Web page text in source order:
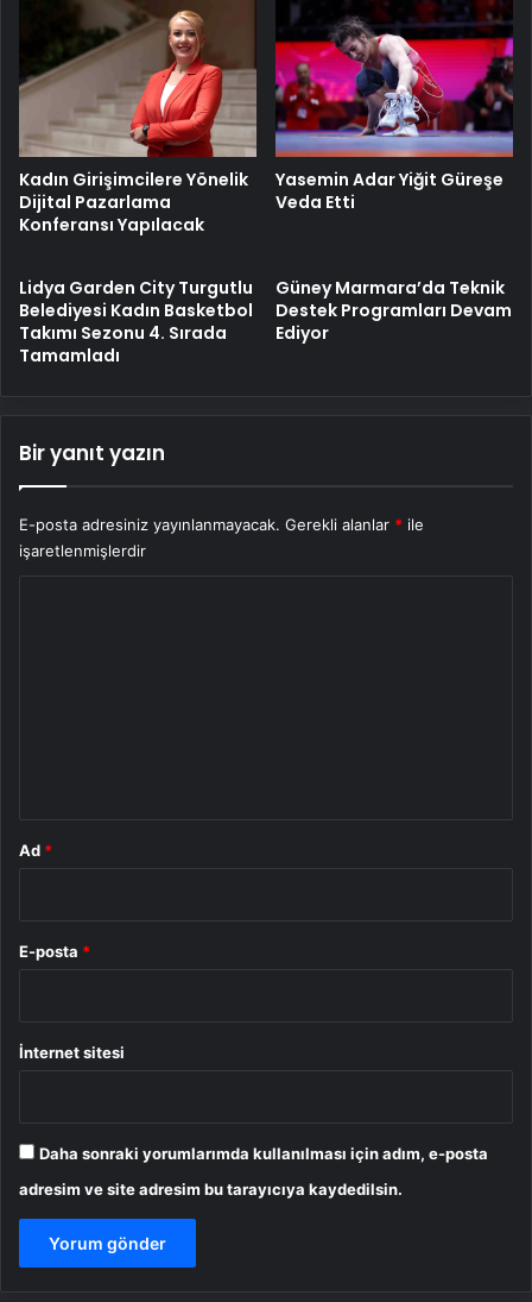
Kadın Girişimcilere Yönelik
Dijital Pazarlama
Konferansı Yapılacak
Yasemin Adar Yiğit Güreşe
Veda Etti
Lidya Garden City Turgutlu
Belediyesi Kadın Basketbol
Takımı Sezonu 4. Sırada
Tamamladı
Güney Marmara’da Teknik
Destek Programları Devam
Ediyor
Bir yanıt yazın
E-posta adresiniz yayınlanmayacak. Gerekli alanlar * ile
işaretlenmişlerdir
Ad *
E-posta *
İnternet sitesi
Daha sonraki yorumlarımda kullanılması için adım, e-posta
adresim ve site adresim bu tarayıcıya kaydedilsin.